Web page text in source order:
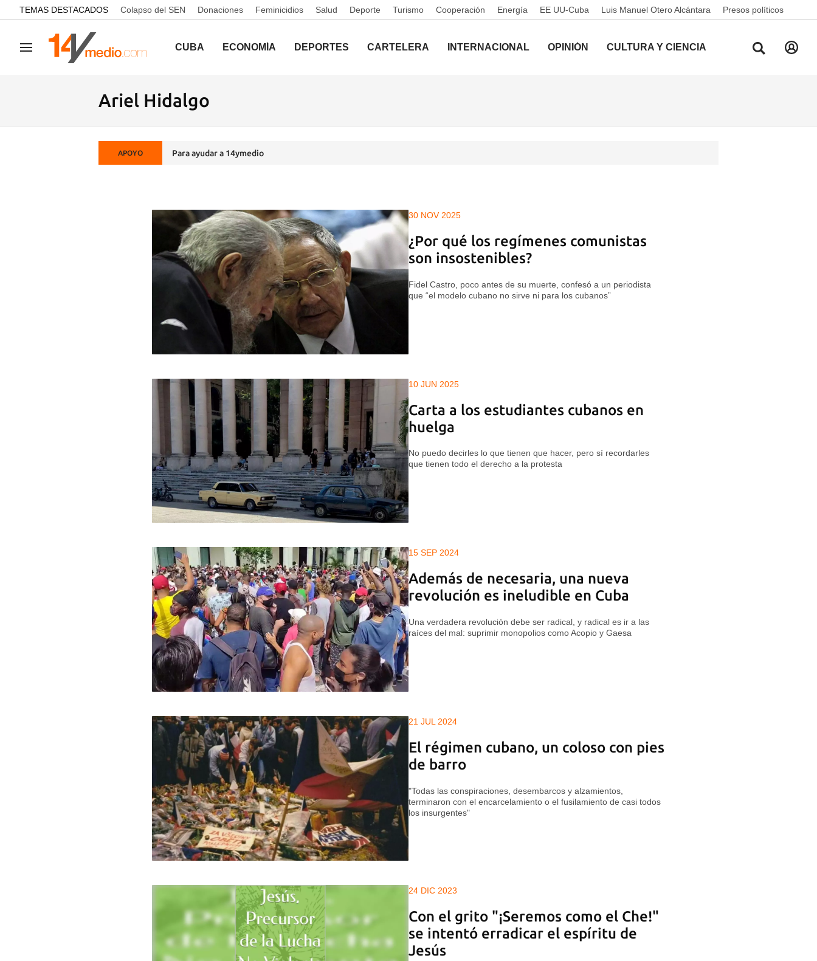
common.go-to-content
TEMAS DESTACADOS Colapso del SEN Donaciones Feminicidios Salud Deporte Turismo Cooperación Energía EE UU-Cuba Luis Manuel Otero Alcántara Presos políticos
Navegación CUBA ECONOMÍA DEPORTES CARTELERA INTERNACIONAL OPINIÓN CULTURA Y CIENCIA
Ariel Hidalgo
APOYO Para ayudar a 14ymedio
30 NOV 2025
¿Por qué los regímenes comunistas
son insostenibles?
Fidel Castro, poco antes de su muerte, confesó a un periodista
que “el modelo cubano no sirve ni para los cubanos”
10 JUN 2025
Carta a los estudiantes cubanos en
huelga
No puedo decirles lo que tienen que hacer, pero sí recordarles
que tienen todo el derecho a la protesta
15 SEP 2024
Además de necesaria, una nueva
revolución es ineludible en Cuba
Una verdadera revolución debe ser radical, y radical es ir a las
raíces del mal: suprimir monopolios como Acopio y Gaesa
21 JUL 2024
El régimen cubano, un coloso con pies
de barro
"Todas las conspiraciones, desembarcos y alzamientos,
terminaron con el encarcelamiento o el fusilamiento de casi todos
los insurgentes"
24 DIC 2023
Con el grito "¡Seremos como el Che!"
se intentó erradicar el espíritu de
Jesús